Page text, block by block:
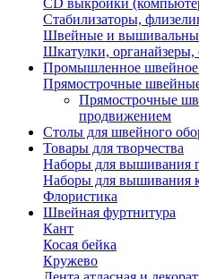
СD выкройки
Стабилизаторы,
Швейные и
Шкатулки, органайзеры,
Промышленное швейное
Прямострочные
Прямострочные
продвижением
Столы для швейного
Товары для творчества
Наборы для вышивания
Наборы для вышивания
Флористика
Швейная фуртнитура
Кант
Косая бейка
Кружево